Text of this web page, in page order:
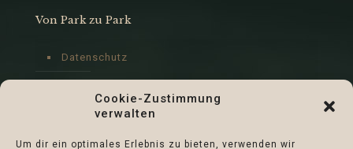
Cookie-Zustimmung
verwalten
Um dir ein optimales Erlebnis zu bieten, verwenden wir
Von Park zu Park
Datenschutz
Cookie-Richtlinie (EU)